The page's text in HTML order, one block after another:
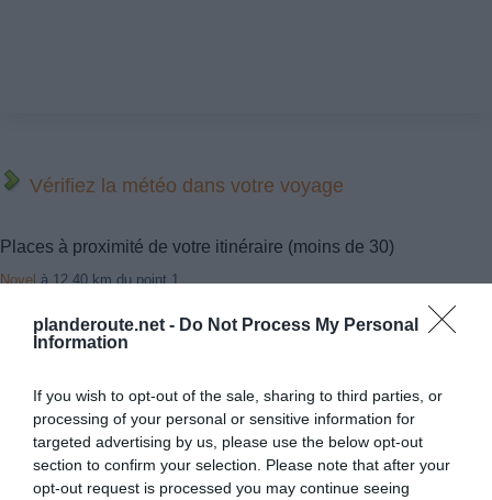
planderoute.net - Do Not Process My Personal
Information
If you wish to opt-out of the sale, sharing to third parties, or
processing of your personal or sensitive information for
targeted advertising by us, please use the below opt-out
section to confirm your selection. Please note that after your
opt-out request is processed you may continue seeing
Vérifiez la météo dans votre voyage
Places à proximité de votre itinéraire (moins de 30)
Novel à 12.40 km du point 1
Meillerieà 15.35 km du point 1
La Chapelle-d"Abondance
Chalets de Barberineà 13.12 km du point 8
Vallorcineà 15.24 km du point 8
Le Montenversà 21.23 km du point 12
Montenversà 21.23 km du point 12
Argentièreà 22.74 km du point 12